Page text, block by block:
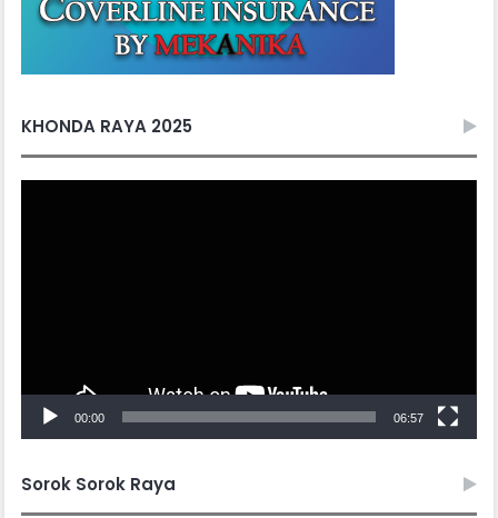
KHONDA RAYA 2025
00:00 06:57
Sorok Sorok Raya